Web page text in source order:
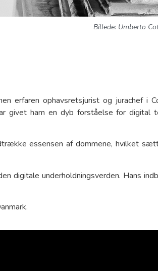
Billede: Umberto
erfaren ophavsretsjurist og jurachef i
givet ham en dyb forståelse for digital
essensen af dommene, hvilket
digitale underholdningsverden. Hans